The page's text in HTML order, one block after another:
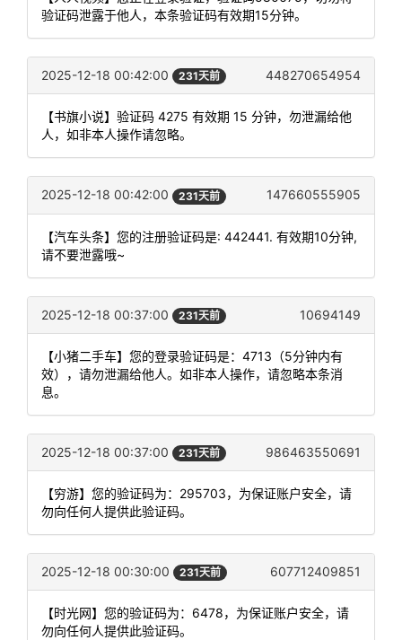
验证码泄露于他人，本条验证码有效期15分钟。
2025-12-18 00:42:00 231天前 448270654954
【书旗小说】验证码 4275 有效期 15 分钟，勿泄漏给他
人，如非本人操作请忽略。
2025-12-18 00:42:00 231天前 147660555905
【汽车头条】您的注册验证码是: 442441. 有效期10分钟,
请不要泄露哦~
2025-12-18 00:37:00 231天前 10694149
【小猪二手车】您的登录验证码是：4713（5分钟内有
效），请勿泄漏给他人。如非本人操作，请忽略本条消
息。
2025-12-18 00:37:00 231天前 986463550691
【穷游】您的验证码为：295703，为保证账户安全，请
勿向任何人提供此验证码。
2025-12-18 00:30:00 231天前 607712409851
【时光网】您的验证码为：6478，为保证账户安全，请
勿向任何人提供此验证码。